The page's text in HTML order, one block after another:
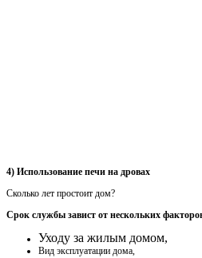
4) Использование печи на дровах
Сколько лет простоит дом?
Срок службы завист от нескольких
Уходу за жилым домом,
Вид эксплуатации дома,